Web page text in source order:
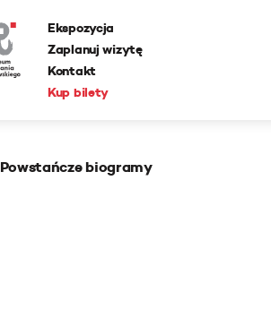
Ekspozycja
Zaplanuj wizytę
Kontakt
Kup bilety
Powstańcze biogramy